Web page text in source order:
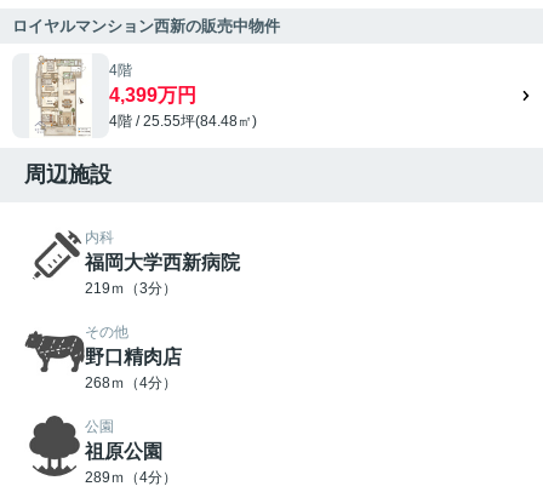
ロイヤルマンション西新の販売中物件
4階
4,399万円
4階 / 25.55坪(84.48㎡)
周辺施設
内科
福岡大学西新病院
219ｍ（3分）
その他
野口精肉店
268ｍ（4分）
公園
祖原公園
289ｍ（4分）